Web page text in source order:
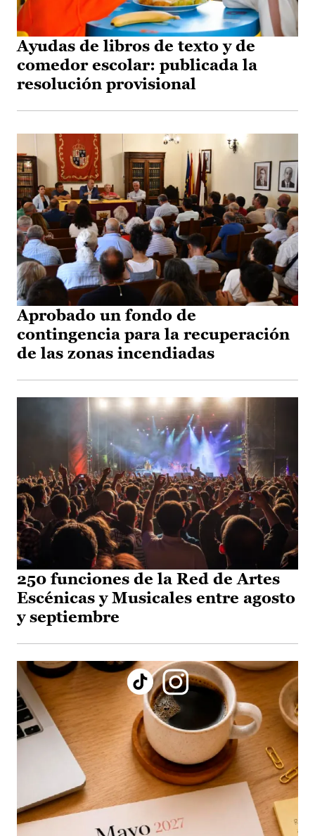
Ayudas de libros de texto y de
comedor escolar: publicada la
resolución provisional
Aprobado un fondo de
contingencia para la recuperación
de las zonas incendiadas
250 funciones de la Red de Artes
Escénicas y Musicales entre agosto
y septiembre